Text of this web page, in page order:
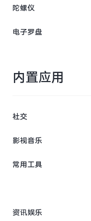
陀螺仪
电子罗盘
内置应用
社交
影视音乐
常用工具
资讯娱乐